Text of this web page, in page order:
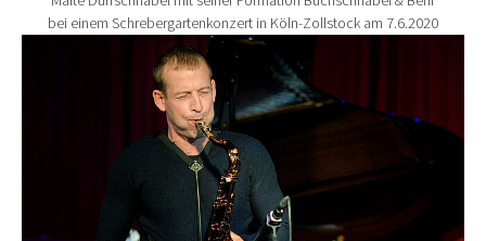
bei einem Schrebergartenkonzert in Köln-Zollstock am 7.6.2020
Show larger version for: